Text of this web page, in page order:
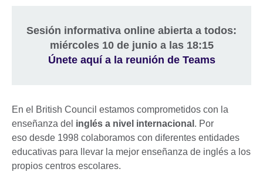
Sesión informativa online abierta a todos:
miércoles 10 de junio a las 18:15
Únete aquí a la reunión de Teams
En el British Council estamos comprometidos con la
enseñanza del inglés a nivel internacional . Por
eso desde 1998 colaboramos con diferentes entidades
educativas para llevar la mejor enseñanza de inglés a los
propios centros escolares.